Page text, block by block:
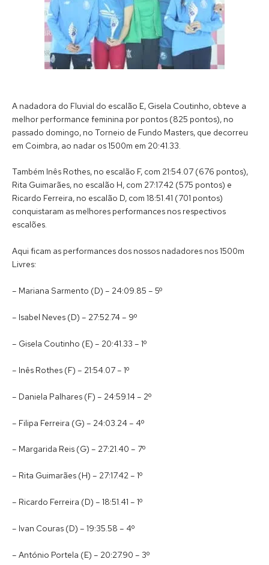
A nadadora do Fluvial do escalão E, Gisela Coutinho, obteve a
melhor performance feminina por pontos (825 pontos), no
passado domingo, no Torneio de Fundo Masters, que decorreu
em Coimbra, ao nadar os 1500m em 20:41.33.
Também Inês Rothes, no escalão F, com 21:54.07 (676 pontos),
Rita Guimarães, no escalão H, com 27:17.42 (575 pontos) e
Ricardo Ferreira, no escalão D, com 18:51.41 (701 pontos)
conquistaram as melhores performances nos respectivos
escalões.
Aqui ficam as performances dos nossos nadadores nos 1500m
Livres:
– Mariana Sarmento (D) – 24:09.85 – 5º
– Isabel Neves (D) – 27:52.74 – 9º
– Gisela Coutinho (E) – 20:41.33 – 1º
– Inês Rothes (F) – 21:54.07 – 1º
– Daniela Palhares (F) – 24:59.14 – 2º
– Filipa Ferreira (G) – 24:03.24 – 4º
– Margarida Reis (G) – 27:21.40 – 7º
– Rita Guimarães (H) – 27:17.42 – 1º
– Ricardo Ferreira (D) – 18:51.41 – 1º
– Ivan Couras (D) – 19:35.58 – 4º
– António Portela (E) – 20:27.90 – 3º